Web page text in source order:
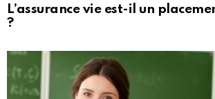
L’assurance vie est-il un
?